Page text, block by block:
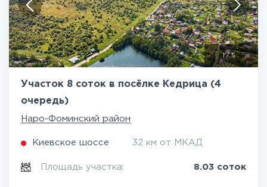
1/5
Участок 8 соток в посёлке Кедрица (4
очередь)
Наро-Фоминский район
Киевское шоссе 32 км от МКАД
Площадь участка: 8.03 соток